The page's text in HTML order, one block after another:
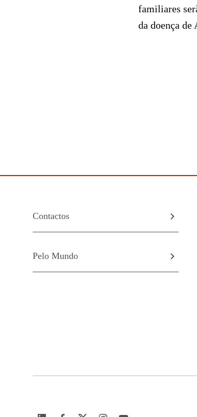
familiares
da doença
Contactos
Pelo Mundo